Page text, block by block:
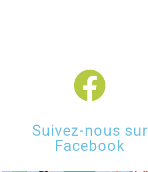
Suivez-nous sur
Facebook